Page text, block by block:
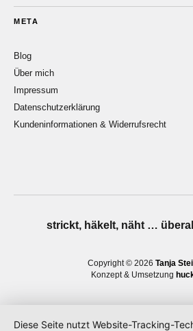
META
Blog
Über mich
Impressum
Datenschutzerklärung
Kundeninformationen & Widerrufsrecht
strickt, häkelt, näht …
Copyright © 2026 Tanja
Konzept & Umsetzung
Diese Seite nutzt Website-Tracking-